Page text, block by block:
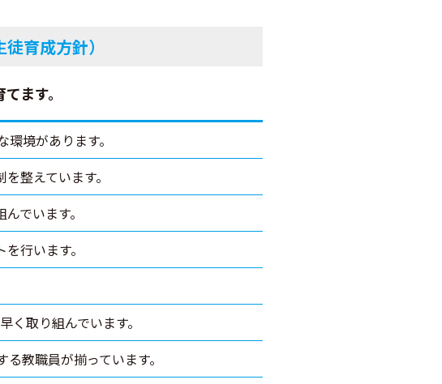
育成方針）
ます。
境があります。
整えています。
でいます。
行います。
取り組んでいます。
教職員が揃っています。